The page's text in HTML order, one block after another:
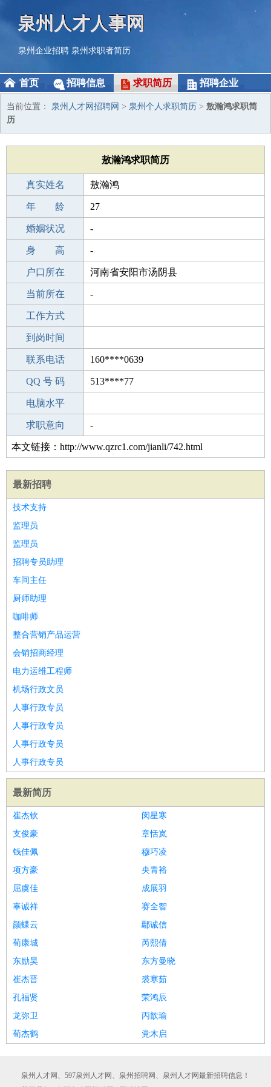
泉州人才人事网
泉州企业招聘 泉州求职者简历
首页 招聘信息 求职简历 招聘企业
当前位置： 泉州人才网招聘网 > 泉州个人求职简历 > 敖瀚鸿求职简
历
敖瀚鸿求职简历
真实姓名 敖瀚鸿
性 别 男
年 龄 27
出生年月 1999-09-21
婚姻状况 -
学 历 中专
身 高 -
毕业学校 中专
户口所在 河南省安阳市汤阴县
所学专业 -
当前所在 -
工作经验
工作方式
驾 照
到岗时间
期望月薪
联系电话 160****0639
手机号码 160****0639
QQ 号 码 513****77
微信号码
电脑水平
外语水平
求职意向 -
本文链接：http://www.qzrc1.com/jianli/742.html
最新招聘
技术支持
监理员
监理员
招聘专员助理
车间主任
厨师助理
咖啡师
整合营销产品运营
会销招商经理
电力运维工程师
机场行政文员
人事行政专员
人事行政专员
人事行政专员
人事行政专员
最新简历
崔杰钦
闵星寒
支俊豪
章恬岚
钱佳佩
穆巧凌
项方豪
央青裕
屈虞佳
成展羽
辜诚祥
赛全智
颜蝶云
鄢诚信
荀康城
芮熙倩
东励昊
东方曼晓
崔杰晋
裘寒茹
孔福贤
荣鸿辰
龙弥卫
丙歆瑜
荀杰鹤
党木启
泉州人才网、597泉州人才网、泉州招聘网、泉州人才网最新招聘信息！